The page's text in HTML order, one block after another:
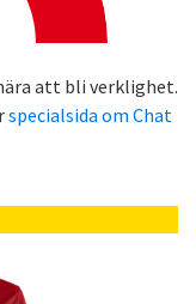
att bli verklighet.
specialsida om Chat